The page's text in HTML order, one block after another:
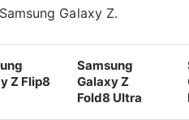
Galaxy Z.
Z Flip8
Samsung
Galaxy Z
Fold8 Ultra